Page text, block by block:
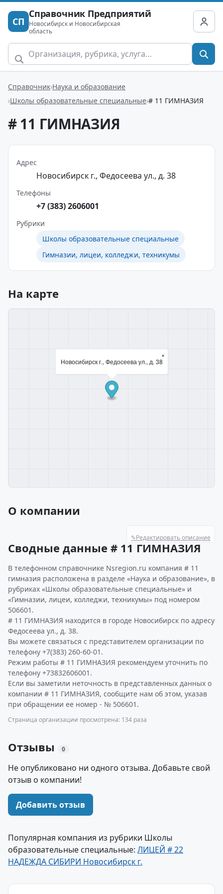
СП
Справочник Предприятий
Новосибирск и Новосибирская
область
Справочник Наука и образование
Школы образовательные специальные # 11 ГИМНАЗИЯ
# 11 ГИМНАЗИЯ
Адрес
Новосибирск г., Федосеева ул., д. 38
Телефоны
+7 (383) 2606001
Рубрики
Школы образовательные специальные
Гимназии, лицеи, колледжи, техникумы
На карте
Новосибирск г., Федосеева ул., д. 38
×
О компании
✎Редактировать описание
Сводные данные # 11 ГИМНАЗИЯ
В телефонном справочнике Nsregion.ru компания # 11
гимназия расположена в разделе «Наука и образование», в
рубриках «Школы образовательные специальные» и
«Гимназии, лицеи, колледжи, техникумы» под номером
506601.
# 11 ГИМНАЗИЯ находится в городе Новосибирск по адресу
Федосеева ул., д. 38.
Вы можете связаться с представителем организации по
телефону +7(383) 260-60-01.
Режим работы # 11 ГИМНАЗИЯ рекомендуем уточнить по
телефону +73832606001.
Если вы заметили неточность в представленных данных о
компании # 11 ГИМНАЗИЯ, сообщите нам об этом, указав
при обращении ее номер - № 506601.
Страница организации просмотрена: 134 раза
Отзывы 0
Не опубликовано ни одного отзыва. Добавьте свой
отзыв о компании!
Добавить отзыв
Популярная компания из рубрики Школы
образовательные специальные: ЛИЦЕЙ # 22
НАДЕЖДА СИБИРИ Новосибирск г.